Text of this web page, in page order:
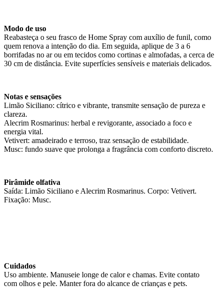
Modo de uso
Reabasteça o seu frasco de Home Spray com auxílio de funil, como
quem renova a intenção do dia. Em seguida, aplique de 3 a 6
borrifadas no ar ou em tecidos como cortinas e almofadas, a cerca de
30 cm de distância. Evite superfícies sensíveis e materiais delicados.
Notas e sensações
Limão Siciliano: cítrico e vibrante, transmite sensação de pureza e
clareza.
Alecrim Rosmarinus: herbal e revigorante, associado a foco e
energia vital.
Vetivert: amadeirado e terroso, traz sensação de estabilidade.
Musc: fundo suave que prolonga a fragrância com conforto discreto.
Pirâmide olfativa
Saída: Limão Siciliano e Alecrim Rosmarinus. Corpo: Vetivert.
Fixação: Musc.
Cuidados
Uso ambiente. Manuseie longe de calor e chamas. Evite contato
com olhos e pele. Manter fora do alcance de crianças e pets.